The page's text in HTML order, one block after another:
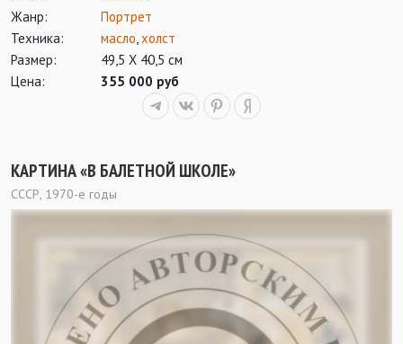
Жанр:
Портрет
Техника:
масло,холст
Размер:
49,5 Х 40,5 см
Цена:
355 000 руб
КАРТИНА «В БАЛЕТНОЙ ШКОЛЕ»
СССР, 1970-е годы